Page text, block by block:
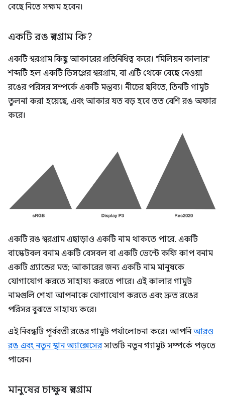
বেছে নিতে সক্ষম হবেন।
একটি রঙ স্বরগ্রাম কি?
একটি স্বরগ্রাম কিছু আকারের প্রতিনিধিত্ব করে। "মিলিয়ন কালার"
শব্দটি হল একটি ডিসপ্লের স্বরগ্রাম, বা এটি থেকে বেছে নেওয়া
রঙের পরিসর সম্পর্কে একটি মন্তব্য। নীচের ছবিতে, তিনটি গামুট
তুলনা করা হয়েছে, এবং আকার যত বড় হবে তত বেশি রঙ অফার
করে।
একটি রঙ স্বরগ্রাম এছাড়াও একটি নাম থাকতে পারে. একটি
বাস্কেটবল বনাম একটি বেসবল বা একটি ভেন্টে কফি কাপ বনাম
একটি গ্র্যান্ডের মত; আকারের জন্য একটি নাম মানুষকে
যোগাযোগ করতে সাহায্য করতে পারে। এই কালার গামুট
নামগুলি শেখা আপনাকে যোগাযোগ করতে এবং দ্রুত রঙের
পরিসর বুঝতে সাহায্য করে।
এই নিবন্ধটি পূর্ববর্তী রঙের গামুট পর্যালোচনা করে। আপনিআরও
রঙ এবং নতুন স্থান অ্যাক্সেসেরসাতটি নতুন গ্যামুট সম্পর্কে পড়তে
পারেন।
মানুষের চাক্ষুষ স্বরগ্রাম